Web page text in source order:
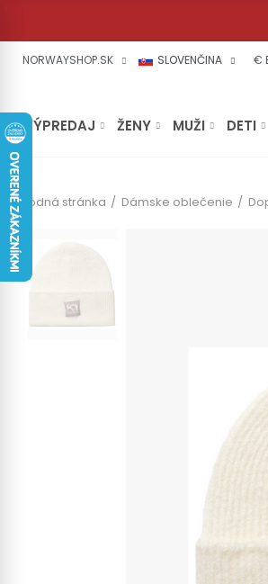
NORWAYSHOP.SK SLOVENČINA €
VÝPREDAJ ŽENY MUŽI DETI
Úvodná stránka Dámske oblečenie